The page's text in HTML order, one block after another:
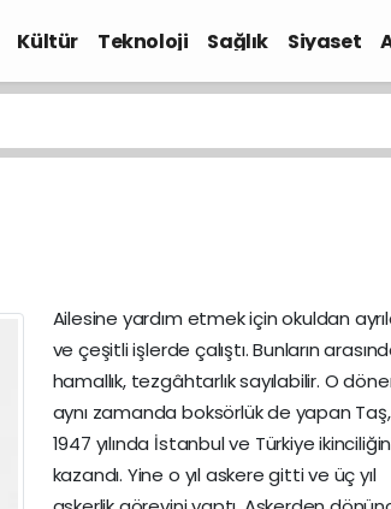
Kültür Teknoloji Sağlık Siyaset
Ailesine yardım etmek için okuldan
ve çeşitli işlerde çalıştı. Bunların
hamallık, tezgâhtarlık sayılabilir. O
aynı zamanda boksörlük de yapan Taş,
1947 yılında İstanbul ve Türkiye
kazandı. Yine o yıl askere gitti ve üç yıl